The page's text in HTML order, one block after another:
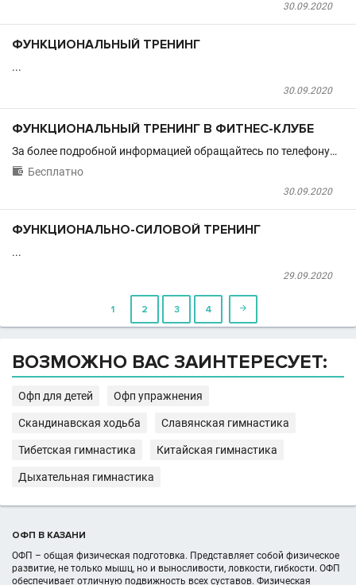
30.09.2020
ФУНКЦИОНАЛЬНЫЙ ТРЕНИНГ
...
30.09.2020
ФУНКЦИОНАЛЬНЫЙ ТРЕНИНГ В ФИТНЕС-КЛУБЕ
За более подробной информацией обращайтесь по телефону…
 Бесплатно
30.09.2020
ФУНКЦИОНАЛЬНО-СИЛОВОЙ ТРЕНИНГ
...
29.09.2020
1 2 3 4 
ВОЗМОЖНО ВАС ЗАИНТЕРЕСУЕТ:
Офп для детей Офп упражнения
Скандинавская ходьба Славянская гимнастика
Тибетская гимнастика Китайская гимнастика
Дыхательная гимнастика
ОФП В КАЗАНИ
ОФП – общая физическая подготовка. Представляет собой физическое
развитие, не только мышц, но и выносливости, ловкости, гибкости. ОФП
обеспечивает отличную подвижность всех суставов. Физическая